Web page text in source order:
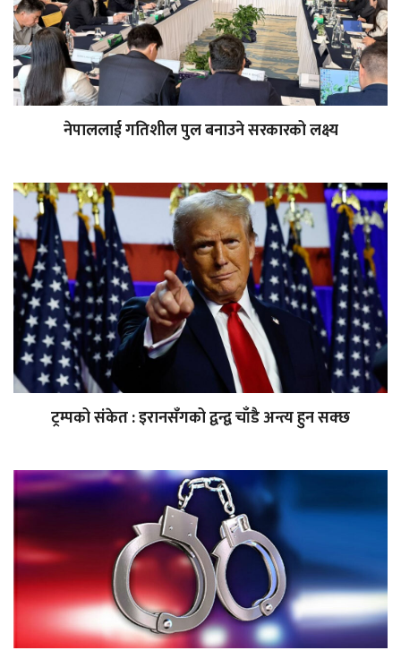
नेपाललाई गतिशील पुल बनाउने सरकारको लक्ष्य
ट्रम्पको संकेत : इरानसँगको द्वन्द्व चाँडै अन्त्य हुन सक्छ